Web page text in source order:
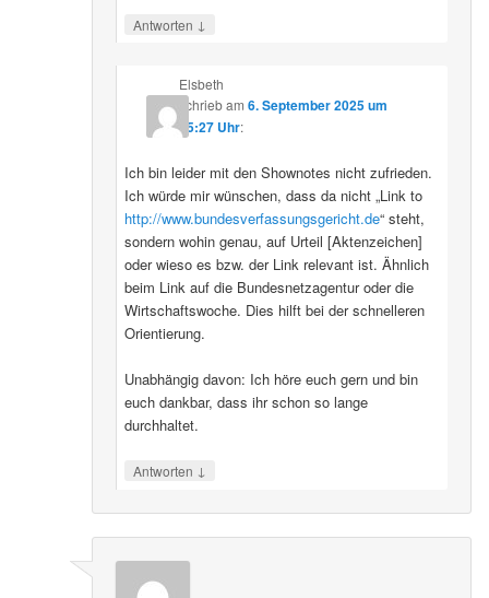
Antworten ↓
Elsbeth
schriebam 6. September 2025 um
15:27 Uhr:
Ich bin leider mit den Shownotes nicht zufrieden.
Ich würde mir wünschen, dass da nicht „Link to
http://www.bundesverfassungsgericht.de“ steht,
sondern wohin genau, auf Urteil [Aktenzeichen]
oder wieso es bzw. der Link relevant ist. Ähnlich
beim Link auf die Bundesnetzagentur oder die
Wirtschaftswoche. Dies hilft bei der schnelleren
Orientierung.
Unabhängig davon: Ich höre euch gern und bin
euch dankbar, dass ihr schon so lange
durchhaltet.
Antworten ↓